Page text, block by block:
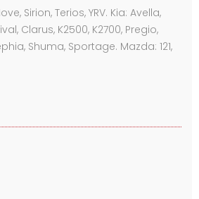
Sirion, Terios, YRV. Kia: Avella,
Clarus, K2500, K2700, Pregio,
Shuma, Sportage. Mazda: 121,